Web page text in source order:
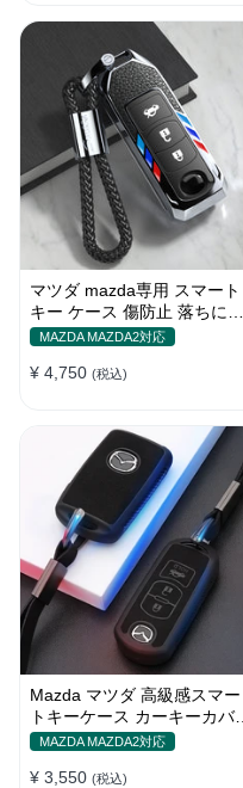
マツダ mazda専用 スマート
キー ケース 傷防止 落ちにく
い オシャレ 高級感
MAZDA MAZDA2対応
¥ 4,750 (税込)
Mazda マツダ 高級感スマー
トキーケース カーキーカバー
耐摩擦性 耐久性 全面保護
MAZDA MAZDA2対応
¥ 3,550 (税込)